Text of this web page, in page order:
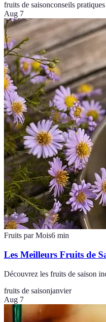
fruits de saisonconseils pratiques
Aug 7
Fruits par Mois6 min
Les Meilleurs Fruits de
Découvrez les fruits de saison
fruits de saisonjanvier
Aug 7